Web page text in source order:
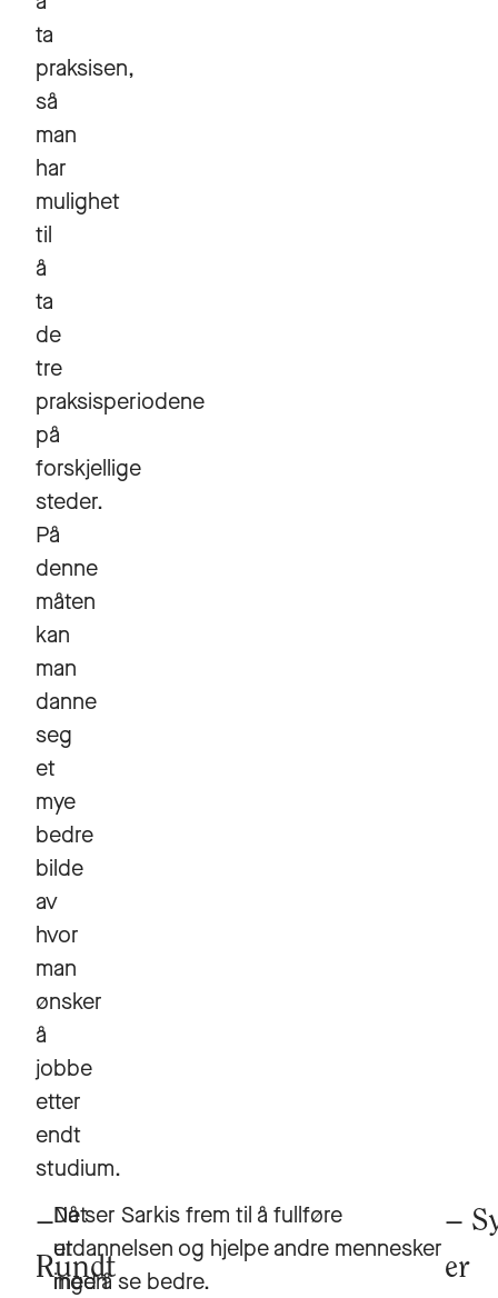
ta
praksisen,
så
man
har
mulighet
til
å
ta
de
tre
praksisperiodene
på
forskjellige
steder.
På
denne
måten
kan
man
danne
seg
et
mye
bedre
bilde
av
hvor
man
ønsker
å
jobbe
etter
endt
studium.
Rundt
Det
er
ingen
Nå ser Sarkis frem til å fullføre
utdannelsen og hjelpe andre mennesker
med å se bedre.
er